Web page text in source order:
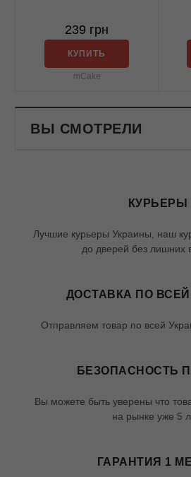
239 грн
КУПИТЬ
mCake
ВЫ СМОТРЕЛИ
КУРЬЕРЫ
Лучшие курьеры Украины, наш
до дверей без лишних
ДОСТАВКА ПО
Отправляем товар по всей
БЕЗОПАСНОСТЬ
Вы можете быть уверены что
на рынке уже 5
ГАРАНТИЯ 1